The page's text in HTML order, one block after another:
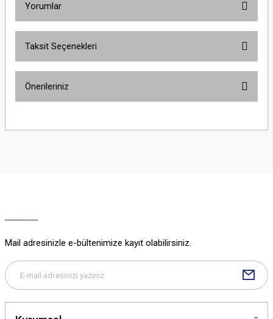
Yorumlar
Taksit Seçenekleri
Önerileriniz
yetersiz gördüğünüz noktaları öneri formunu kullanarak tarafımıza
Bu ürüne benzer farklı alternatifler olmalı.
Mail adresinizle e-bültenimize kayıt olabilirsiniz.